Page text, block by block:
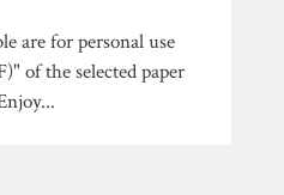
are for personal use
of the selected paper